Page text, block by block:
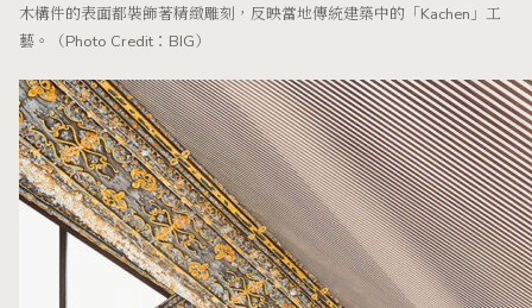
木構件的表面都裝飾著精緻雕刻，反映當地傳統建築中的「Kachen」工
藝。（Photo Credit：BIG）